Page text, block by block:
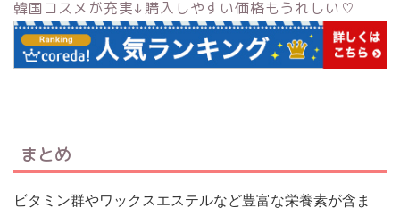
韓国コスメが充実↓購入しやすい価格もうれしい♡
まとめ
ビタミン群やワックスエステルなど豊富な栄養素が含ま